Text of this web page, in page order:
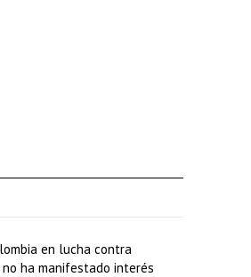
en lucha contra
no ha manifestado interés